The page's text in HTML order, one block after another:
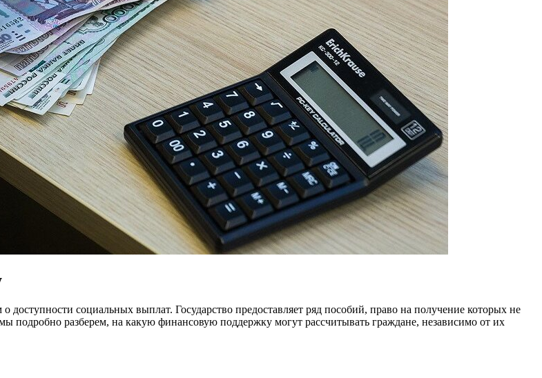
доступности социальных выплат. Государство предоставляет ряд пособий, право на получение которых не
подробно разберем, на какую финансовую поддержку могут рассчитывать граждане, независимо от их